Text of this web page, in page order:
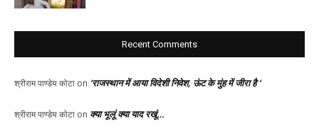
Recent Comments
श्रीराम पाण्डेय कोटा on ‘राजस्थान में आया विदेशी निवेश, ऊंट के मुंह में जीरा है ‘
श्रीराम पाण्डेय कोटा on क्या भूलूं क्या याद रखूं…